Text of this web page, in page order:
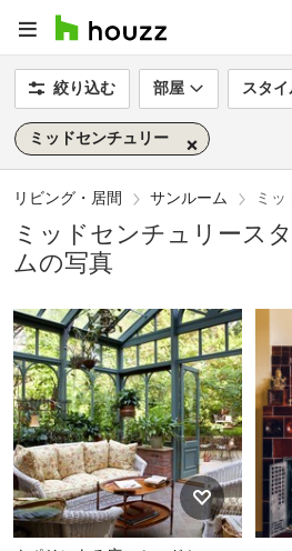
絞り込む 部屋 スタイ
ミッドセンチュリー
リビング・居間 サンルーム ミ
ミッドセンチュリース
ムの写真